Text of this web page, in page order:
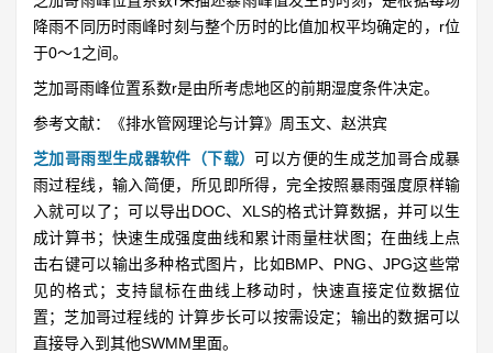
降雨不同历时雨峰时刻与整个历时的比值加权平均确定的，r位
于0～1之间。
芝加哥雨峰位置系数r是由所考虑地区的前期湿度条件决定。
参考文献：《排水管网理论与计算》周玉文、赵洪宾
芝加哥雨型生成器软件（下载）可以方便的生成芝加哥合成暴
雨过程线，输入简便，所见即所得，完全按照暴雨强度原样输
入就可以了；可以导出DOC、XLS的格式计算数据，并可以生
成计算书；快速生成强度曲线和累计雨量柱状图；在曲线上点
击右键可以输出多种格式图片，比如BMP、PNG、JPG这些常
见的格式；支持鼠标在曲线上移动时，快速直接定位数据位
置；芝加哥过程线的 计算步长可以按需设定；输出的数据可以
直接导入到其他SWMM里面。